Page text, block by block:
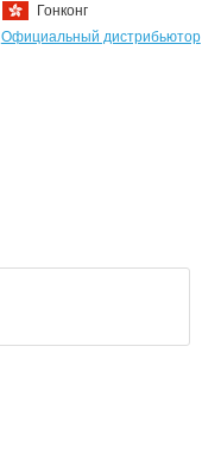
Гонконг
Официальный дистрибьютор